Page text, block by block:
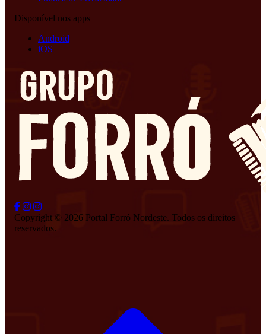
Disponível nos apps
Android
iOS
Copyright © 2026 Portal Forró Nordeste. Todos os direitos
reservados.